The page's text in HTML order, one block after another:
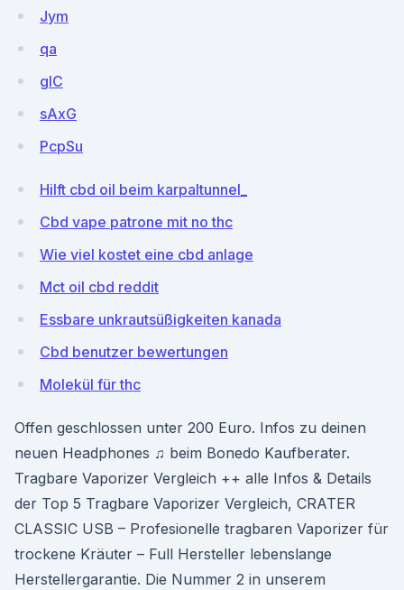
Jym
qa
glC
sAxG
PcpSu
Hilft cbd oil beim karpaltunnel_
Cbd vape patrone mit no thc
Wie viel kostet eine cbd anlage
Mct oil cbd reddit
Essbare unkrautsüßigkeiten kanada
Cbd benutzer bewertungen
Molekül für thc
Offen geschlossen unter 200 Euro. Infos zu deinen
neuen Headphones ♫ beim Bonedo Kaufberater.
Tragbare Vaporizer Vergleich ++ alle Infos & Details
der Top 5 Tragbare Vaporizer Vergleich, CRATER
CLASSIC USB – Profesionelle tragbaren Vaporizer für
trockene Kräuter – Full Hersteller lebenslange
Herstellergarantie. Die Nummer 2 in unserem